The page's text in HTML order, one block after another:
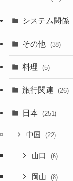
システム関係
その他 (38)
料理 (5)
旅行関連 (26)
日本 (251)
中国 (22)
山口 (6)
岡山 (8)